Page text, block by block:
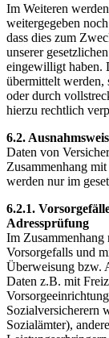
Im Weiteren
weitergegeben
dass dies zum
unserer
eingewilligt haben.
übermittelt werden,
oder durch
hierzu rechtlich
6.2.
Daten von
Zusammenhang
werden nur im
6.2.1.
Adressprüfung
Im
Vorsorgefalls und
Überweisung bzw.
Daten z.B. mit
Sozialversicherern
Sozialämter),